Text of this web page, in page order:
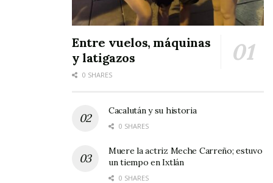
mensaje, el presidente municipal Pepe
Alvarado, agradeció al director la invitación, y al
Entre vuelos, máquinas
y latigazos
0 SHARES
Cacalután y su historia
0 SHARES
Muere la actriz Meche Carreño; estuvo
un tiempo en Ixtlán
0 SHARES